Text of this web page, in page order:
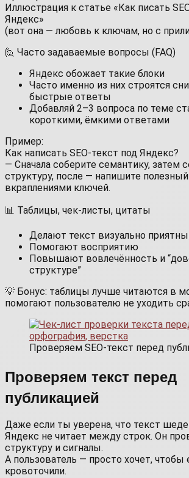
Иллюстрация к статье «Как писать
Яндекс»
(вот она — любовь к ключам, но с
🙋 Часто задаваемые вопросы (FAQ)
Яндекс обожает такие блоки
Часто именно из них строятся
быстрые ответы
Добавляй 2–3 вопроса по теме
короткими, ёмкими ответами
Пример:
Как написать SEO-текст под Яндекс?
— Сначала соберите семантику, затем
структуру, после — напишите
вкраплениями ключей.
📊 Таблицы, чек-листы, цитаты
Делают текст визуально
Помогают восприятию
Повышают вовлечённость и
структуре”
💡 Бонус: таблицы лучше читаются в
помогают пользователю не уходить
Проверяем SEO-текст перед
Проверяем текст перед
публикацией
Даже если ты уверена, что текст
Яндекс не читает между строк. Он
структуру и сигналы.
А пользователь — просто хочет, чтобы
кровоточили.